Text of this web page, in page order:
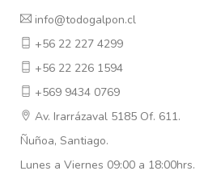
info@todogalpon.cl
+56 22 227 4299
+56 22 226 1594
+569 9434 0769
Av. Irarrázaval 5185 Of. 611.
Ñuñoa, Santiago.
Lunes a Viernes 09:00 a 18:00hrs.